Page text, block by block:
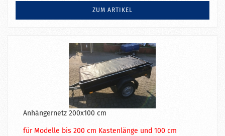
ZUM ARTIKEL
Anhängernetz 200x100 cm
für Modelle bis 200 cm Kastenlänge und 100 cm